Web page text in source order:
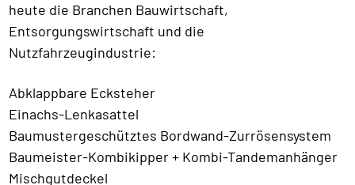
heute die Branchen Bauwirtschaft,
Entsorgungswirtschaft und die
Nutzfahrzeugindustrie:
Abklappbare Ecksteher
Einachs-Lenkasattel
Baumustergeschütztes Bordwand-Zurrösensystem
Baumeister-Kombikipper + Kombi-Tandemanhänger
Mischgutdeckel